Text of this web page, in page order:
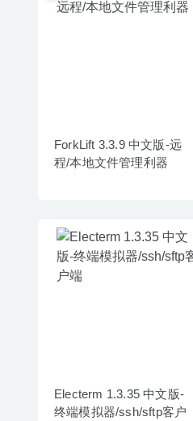
ForkLift 3.3.9 中文版-远
程/本地文件管理利器
Electerm 1.3.35 中文版-
终端模拟器/ssh/sftp客户